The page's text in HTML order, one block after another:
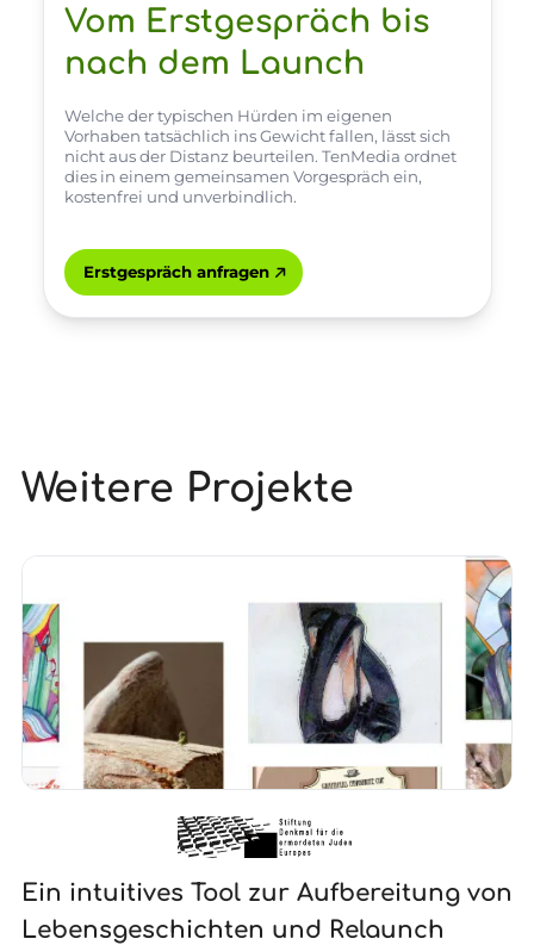
Vom Erstgespräch bis
nach dem Launch
Welche der typischen Hürden im eigenen
Vorhaben tatsächlich ins Gewicht fallen, lässt sich
nicht aus der Distanz beurteilen. TenMedia ordnet
dies in einem gemeinsamen Vorgespräch ein,
kostenfrei und unverbindlich.
Erstgespräch anfragen
Weitere Projekte
Ein intuitives Tool zur Aufbereitung von
Lebensgeschichten und Relaunch